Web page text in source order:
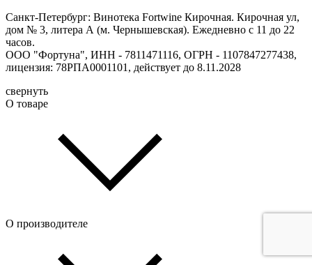
Санкт-Петербург: Винотека Fortwine Кирочная. Кирочная ул,
дом № 3, литера А (м. Чернышевская). Ежедневно с 11 до 22
часов.
ООО "Фортуна", ИНН - 7811471116, ОГРН - 1107847277438,
лицензия: 78РПА0001101, действует до 8.11.2028
свернуть
О товаре
О производителе